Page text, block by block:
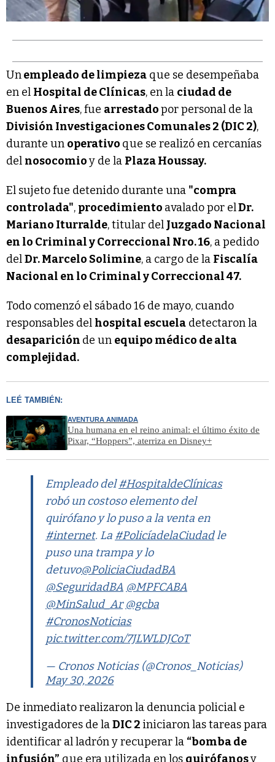
Unempleado de limpieza que se desempeñaba
en el Hospital de Clínicas, en la ciudad de
Buenos Aires, fue arrestadopor personal de la
División Investigaciones Comunales 2 (DIC 2),
durante un operativo que se realizó en cercanías
del nosocomioy de la Plaza Houssay.
El sujeto fue detenido durante una "compra
controlada", procedimiento avalado por elDr.
Mariano Iturralde, titular del Juzgado Nacional
en lo Criminal y Correccional Nro. 16, a pedido
delDr. Marcelo Solimine, a cargo de la Fiscalía
Nacional en lo Criminal y Correccional 47.
Todo comenzó el sábado 16 de mayo, cuando
responsables del hospital escuela detectaron la
desaparición de un equipo médico de alta
complejidad.
LEÉ TAMBIÉN:
AVENTURA ANIMADA
Una humana en el reino animal: el último éxito de
Pixar, “Hoppers”, aterriza en Disney+
Empleado del#HospitaldeClínicas
robó un costoso elemento del
quirófano y lo puso a la venta en
#internet. La #PolicíadelaCiudadle
puso una trampa y lo
detuvo@PoliciaCiudadBA
@SeguridadBA @MPFCABA
@MinSalud_Ar @gcba
#CronosNoticias
pic.twitter.com/7JLWLDJCoT
— Cronos Noticias (@Cronos_Noticias)
May 30, 2026
De inmediato realizaron la denuncia policial e
investigadores de laDIC 2 iniciaron las tareas para
identificar al ladrón y recuperar la “bomba de
infusión” que era utilizada en los quirófanosy